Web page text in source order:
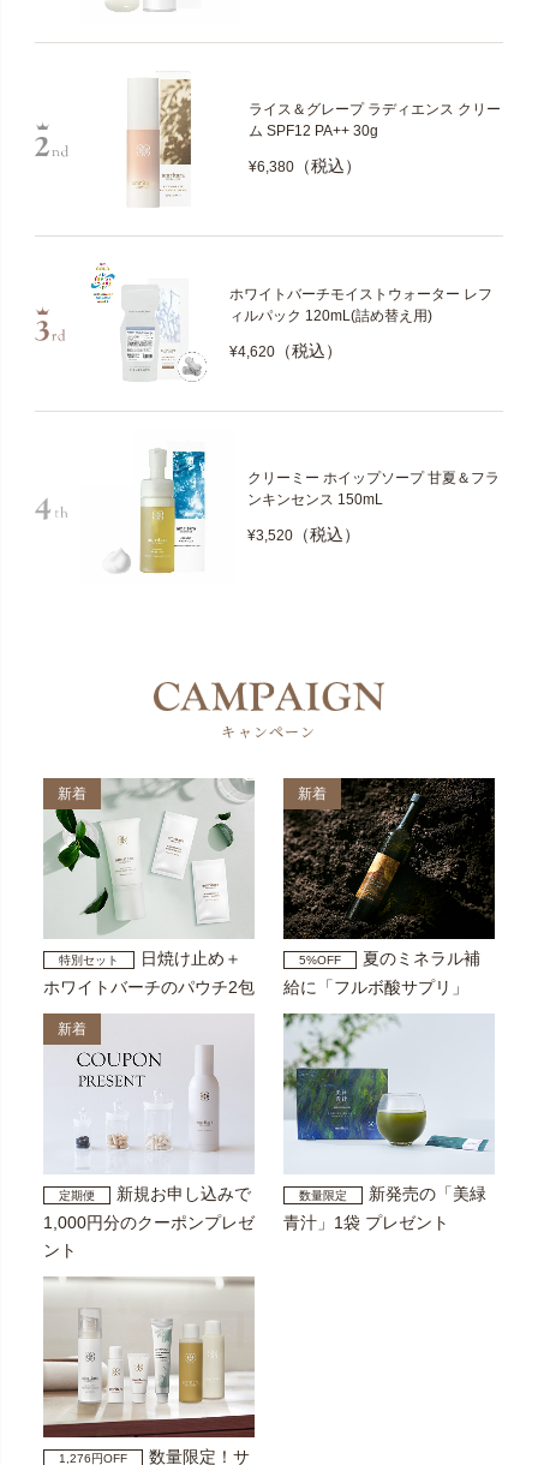
ライス＆グレープ ラディエンス クリー
ム SPF12 PA++ 30g
¥6,380 （税込）
ホワイトバーチモイストウォーター レフ
ィルパック 120mL(詰め替え用)
¥4,620 （税込）
クリーミー ホイップソープ 甘夏＆フラ
ンキンセンス 150mL
¥3,520（税込）
キャンペーン
新着
特別セット
日焼け止め＋
ホワイトバーチのパウチ2包
新着
5%OFF
夏のミネラル補
給に「フルボ酸サプリ」
新着
定期便
新規お申し込みで
1,000円分のクーポンプレゼ
ント
数量限定
新発売の「美緑
青汁」1袋 プレゼント
1,276円OFF
数量限定！サ